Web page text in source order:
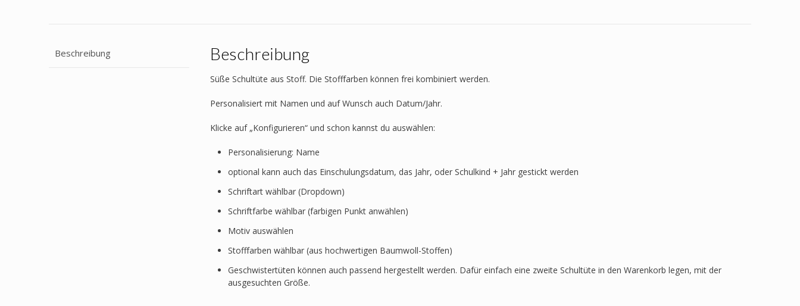
-
-
Rex
Beschreibung Beschreibung
Süße Schultüte aus Stoff. Die Stofffarben können frei kombiniert werden.
Personalisiert mit Namen und auf Wunsch auch Datum/Jahr.
Klicke auf „Konfigurieren“ und schon kannst du auswählen:
Personalisierung: Name
optional kann auch das Einschulungsdatum, das Jahr, oder Schulkind + Jahr gestickt werden
Schriftart wählbar (Dropdown)
Schriftfarbe wählbar (farbigen Punkt anwählen)
Motiv auswählen
Stofffarben wählbar (aus hochwertigen Baumwoll-Stoffen)
Geschwistertüten können auch passend hergestellt werden. Dafür einfach eine zweite Schultüte in den Warenkorb legen, mit der
ausgesuchten Größe.